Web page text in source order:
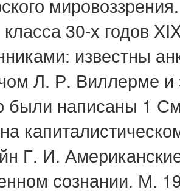
класса 30-х годов
известны
Л. Р. Виллерме
были написаны 1
Г. И.
сознании. М.